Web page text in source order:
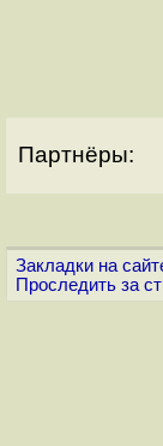
Партнёры:
Закладки на
Проследить за